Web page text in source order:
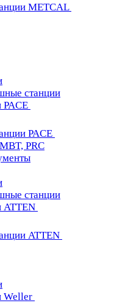
METCAL
станции
PACE
PACE
PRC
станции
ATTEN
ATTEN
Weller